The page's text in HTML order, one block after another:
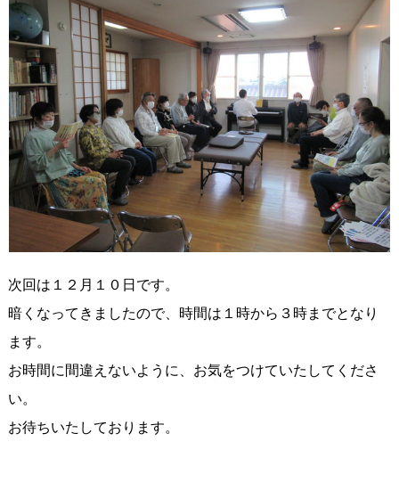
次回は１２月１０日です。
暗くなってきましたので、時間は１時から３時までとなり
ます。
お時間に間違えないように、お気をつけていたしてくださ
い。
お待ちいたしております。